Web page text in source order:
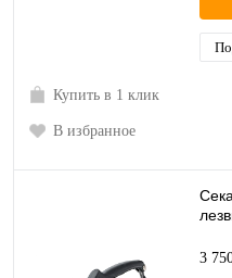
Купить в 1 клик
В избранное
3